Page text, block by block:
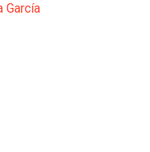
García